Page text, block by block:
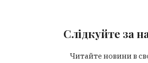
Слідкуйте за
Читайте новини в